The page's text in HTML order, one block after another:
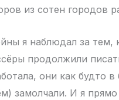
из сотен городов
я наблюдал за тем,
продолжили
они как будто
замолчали. И я